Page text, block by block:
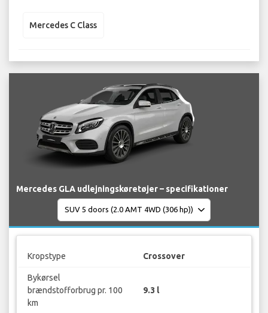
Mercedes C Class
Mercedes GLA udlejningskøretøjer – specifikationer
Kropstype Crossover
Bykørsel
brændstofforbrug pr. 100
km
9.3 l